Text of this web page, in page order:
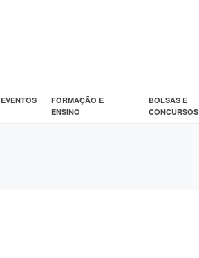
EVENTOS
FORMAÇÃO E
ENSINO
BOLSAS E
CONCURSOS